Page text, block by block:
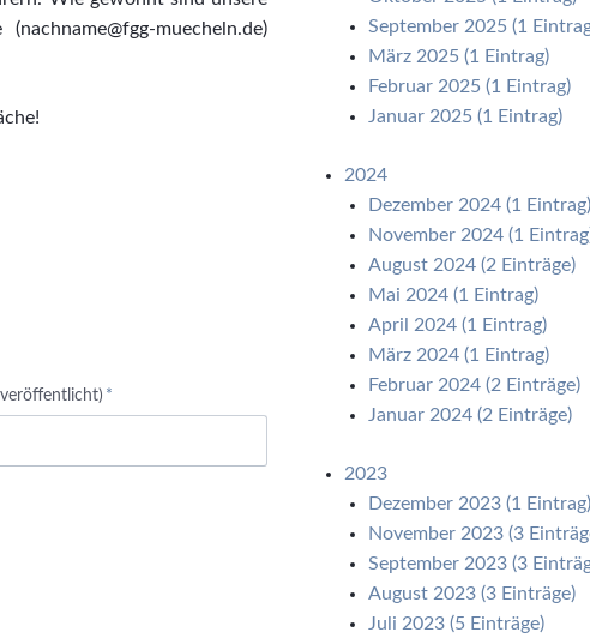
muecheln.de)
*
September 2025 (1
März 2025 (1 Eintrag)
Februar 2025 (1 Eintrag)
Januar 2025 (1 Eintrag)
2024
Dezember 2024 (1 Eintrag)
November 2024 (1
August 2024 (2 Einträge)
Mai 2024 (1 Eintrag)
April 2024 (1 Eintrag)
März 2024 (1 Eintrag)
Februar 2024 (2 Einträge)
Januar 2024 (2 Einträge)
2023
Dezember 2023 (1 Eintrag)
November 2023 (3
September 2023 (3
August 2023 (3 Einträge)
Juli 2023 (5 Einträge)